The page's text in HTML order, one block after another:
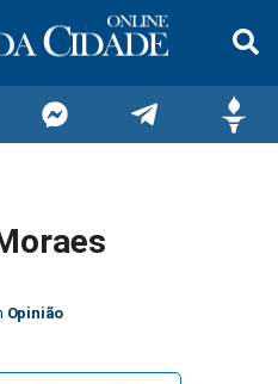
no
Messenger
Opinião